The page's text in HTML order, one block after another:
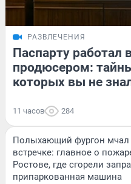
РАЗВЛЕЧЕНИЯ
Паспарту работал
продюсером:
которых вы не
11 часов 284
Полыхающий фургон мчал
встречке: главное о
Ростове, где сгорели
припаркованная машина